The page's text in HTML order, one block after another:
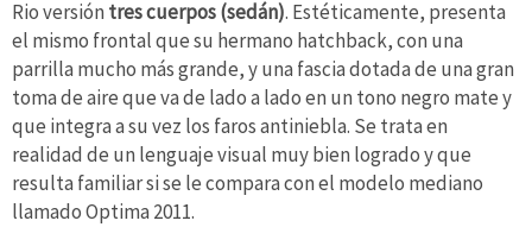
Rio versión tres cuerpos (sedán). Estéticamente, presenta
el mismo frontal que su hermano hatchback, con una
parrilla mucho más grande, y una fascia dotada de una gran
toma de aire que va de lado a lado en un tono negro mate y
que integra a su vez los faros antiniebla. Se trata en
realidad de un lenguaje visual muy bien logrado y que
resulta familiar si se le compara con el modelo mediano
llamado Optima 2011.